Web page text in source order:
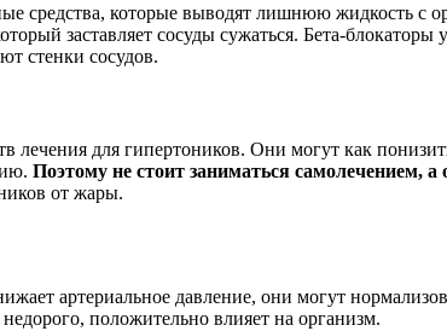
средства, которые выводят лишнюю жидкость
заставляет сосуды сужаться. Бета-
стенки сосудов.
лечения для гипертоников. Они могут как
Поэтому не стоит заниматься самолечением,
от жары.
артериальное давление, они могут
недорого, положительно влияет на организм.